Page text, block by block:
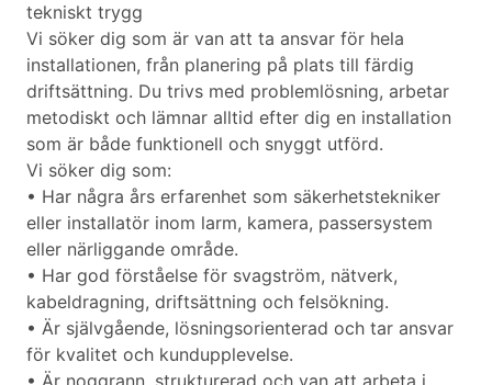
tekniskt trygg
Vi söker dig som är van att ta ansvar för hela
installationen, från planering på plats till färdig
driftsättning. Du trivs med problemlösning, arbetar
metodiskt och lämnar alltid efter dig en installation
som är både funktionell och snyggt utförd.
Vi söker dig som:
• Har några års erfarenhet som säkerhetstekniker
eller installatör inom larm, kamera, passersystem
eller närliggande område.
• Har god förståelse för svagström, nätverk,
kabeldragning, driftsättning och felsökning.
• Är självgående, lösningsorienterad och tar ansvar
för kvalitet och kundupplevelse.